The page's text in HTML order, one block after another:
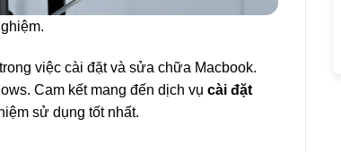
việc cài đặt và sửa chữa Macbook.
Cam kết mang đến dịch vụ cài đặt
sử dụng tốt nhất.